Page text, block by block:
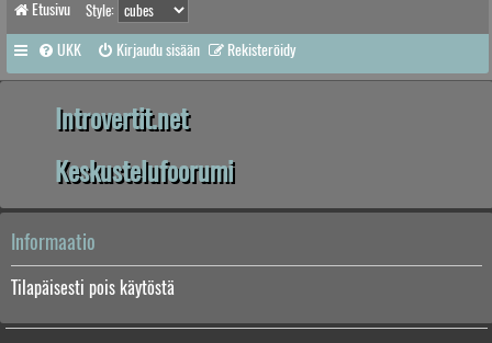
Etusivu Style:
UKK Kirjaudu sisään Rekisteröidy
Introvertit.net
Keskustelufoorumi
Informaatio
Tilapäisesti pois käytöstä